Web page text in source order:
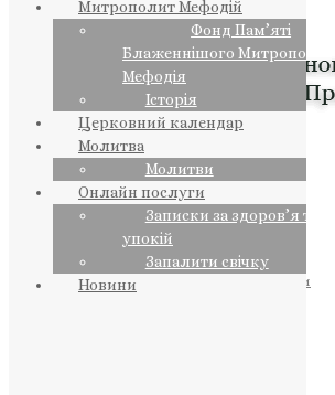
ПРЕДСТОЯТЕЛЬ
Православна Церква України
Митрополит Мефодій
Фонд Пам’яті
Блаженнішого Митрополита
Мефодія
Історія
Церковний календар
Молитва
Молитви
Онлайн послуги
Записки за здоров’я та за
упокій
Запалити свічку
Новини